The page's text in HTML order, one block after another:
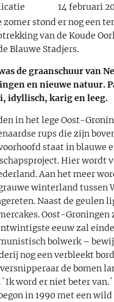
14 februari
zomer stond er nog een
van de Koude
Blauwe Stadjers.
de graanschuur van
en nieuwe natuur.
idyllisch, karig en leeg.
in het lege Oost-
rups die zijn
staat in blauwe
Hier wordt
Aan het meer
winterland tussen
Naast de geulen
Oost-
eeuw zal
bolwerk –
nog een verbleekt
de bomen
`Ik word er niet beter van.´
in 1990 met een